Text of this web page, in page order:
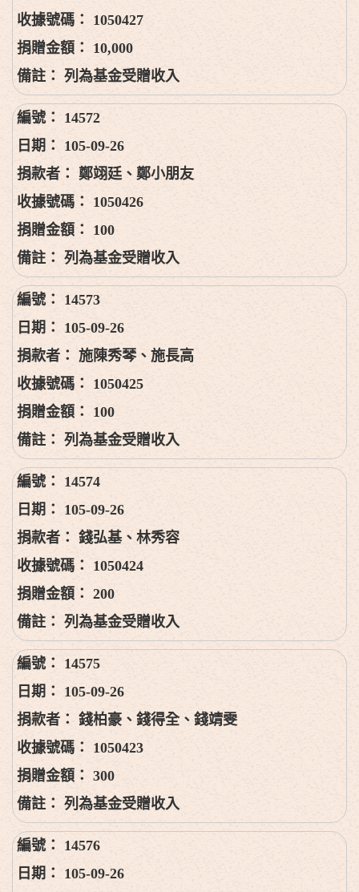
1050427
10,000
列為基金受贈收入
14572
105-09-26
鄭翊廷、鄭小朋友
1050426
100
列為基金受贈收入
14573
105-09-26
施陳秀琴、施長高
1050425
100
列為基金受贈收入
14574
105-09-26
錢弘基、林秀容
1050424
200
列為基金受贈收入
14575
105-09-26
錢柏豪、錢得全、錢靖雯
1050423
300
列為基金受贈收入
14576
105-09-26